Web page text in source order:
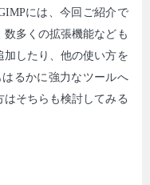
には、今回ご紹介で
数多くの拡張機能なども
加したり、他の使い方を
るかに強力なツールへ
はそちらも検討してみる